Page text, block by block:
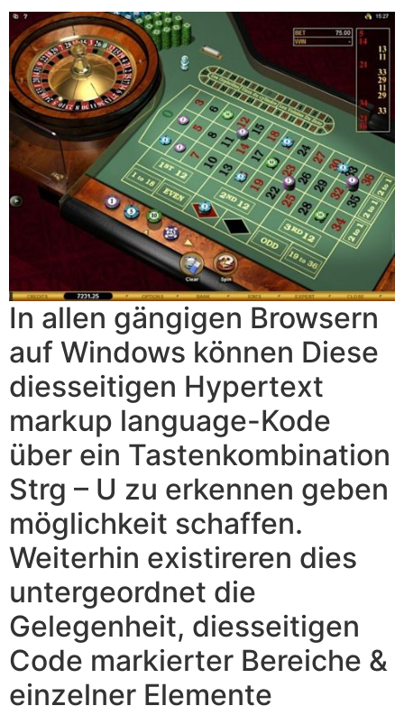
In allen gängigen Browsern
auf Windows können Diese
diesseitigen Hypertext
markup language-Kode
über ein Tastenkombination
Strg – U zu erkennen geben
möglichkeit schaffen.
Weiterhin existireren dies
untergeordnet die
Gelegenheit, diesseitigen
Code markierter Bereiche &
einzelner Elemente